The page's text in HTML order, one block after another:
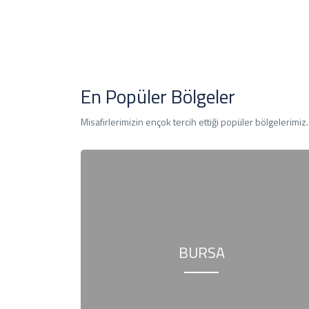
En Popüler Bölgeler
Misafirlerimizin ençok tercih ettiği popüler bölgelerimiz.
BURSA